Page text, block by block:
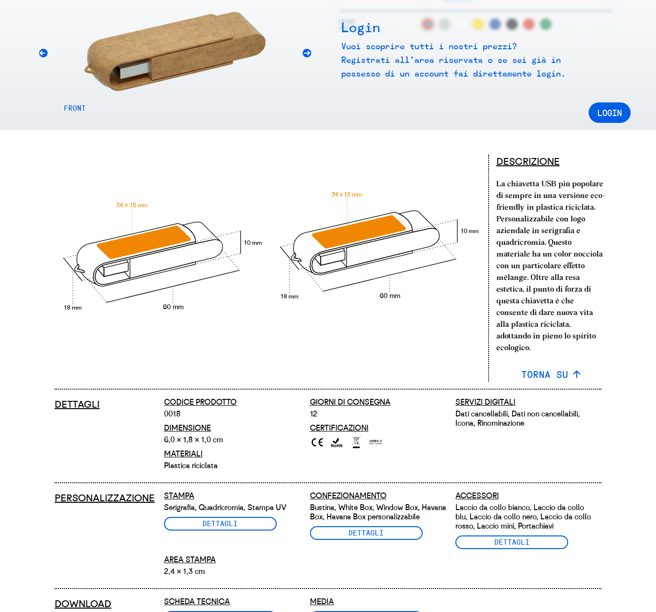
FRONT
Login
Vuoi scoprire tutti i nostri prezzi?
Registrati all’area riservata o se sei già in
possesso di un account fai direttamente login.
LOGIN
34 × 15 mm
60 mm
10 mm
18 mm
34 x 15 mm
60 mm
10 mm
18 mm
DESCRIZIONE
La chiavetta USB più popolare
di sempre in una versione eco-
friendly in plastica riciclata.
Personalizzabile con logo
aziendale in serigrafia e
quadricromia. Questo
materiale ha un color nocciola
con un particolare effetto
mélange. Oltre alla resa
estetica, il punto di forza di
questa chiavetta è che
consente di dare nuova vita
alla plastica riciclata,
adottando in pieno lo spirito
ecologico.
TORNA SU
DETTAGLI
CODICE PRODOTTO
0018
DIMENSIONE
6,0 × 1,8 × 1,0 cm
MATERIALI
Plastica riciclata
GIORNI DI CONSEGNA
12
CERTIFICAZIONI
SERVIZI DIGITALI
Dati cancellabili, Dati non cancellabili,
Icona, Rinominazione
PERSONALIZZAZIONE
STAMPA
Serigrafia, Quadricromia, Stampa UV
DETTAGLI
AREA STAMPA
2,4 × 1,3 cm
CONFEZIONAMENTO
Bustina, White Box, Window Box, Havana
Box, Havana Box personalizzabile
DETTAGLI
ACCESSORI
Laccio da collo bianco, Laccio da collo
blu, Laccio da collo nero, Laccio da collo
rosso, Laccio mini, Portachiavi
DETTAGLI
DOWNLOAD SCHEDA TECNICA MEDIA